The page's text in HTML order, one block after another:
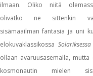
ilmaan. Oliko niitä
olivatko ne sittenkin
sisämaailman fantasia ja uni
elokuvaklassikossa Solariksessa
ollaan avaruusasemalla, mutta
kosmonautin mielen